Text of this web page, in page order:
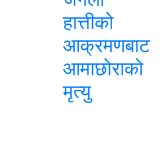
हात्तीको
आक्रमणबाट
आमाछोराको
मृत्यु